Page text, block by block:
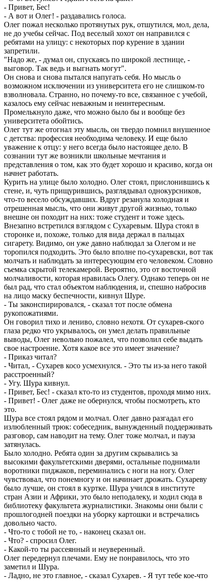
- Привет, Бес!
- А вот и Олег! - раздавались голоса.
Олег пожал несколько протянутых рук, отшутился, мол, дела,
не до учебы сейчас. Под веселый хохот он направился с
ребятами на улицу: с некоторых пор курение в здании
запретили.
"Надо же, - думал он, спускаясь по широкой лестнице, -
выговор. Так ведь и выгнать могут".
Он снова и снова пытался напугать себя. Но мысль о
возможном исключении из университета его не слишком-то
взволновала. Странно, но почему-то все, связанное с учебой,
казалось ему сейчас неважным и неинтересным.
Промелькнуло даже, что можно было бы и вообще без
университета обойтись.
Олег тут же отогнал эту мысль, он твердо помнил внушенное
с детства: профессия необходима человеку. И еще было
уважение к отцу: у него всегда было настоящее дело. В
сознании тут же возникли школьные мечтания и
представления о том, как это будет хорошо и красиво, когда он
начнет работать.
Курить на улице было холодно. Олег стоял, прислонившись к
стене, и, чуть прищурившись, разглядывал однокурсников,
что-то весело обсуждавших. Вдруг резанула холодная и
отрешенная мысль, что они живут другой жизнью, только
внешне он походит на них: тоже студент и тоже здесь.
Внезапно встретился взглядом с Сухаревым. Шура стоял в
сторонке и, похоже, только для вида держал в пальцах
сигарету. Видимо, он уже давно наблюдал за Олегом и не
торопился подходить. Это было вполне по-сухаревски, вот так
молчать и наблюдать за интересующим его человеком. Словно
съемка скрытой телекамерой. Вероятно, это от восточной
молчаливости, которая нравилась Олегу. Однако теперь он не
был рад, что стал объектом наблюдения, и, спешно набросив
на лицо маску беспечности, кивнул Шуре.
- Ты законспирировался, - сказал тот после обмена
рукопожатиями.
Он говорил тихо и лениво, словно нехотя. От сухарев-ского
глаза редко что укрывалось, он умел делать правильные
выводы, Олег невольно пожалел, что позволил себе выдать
свое настроение. Хотя какое все это имеет значение?
- Приказ читал?
- Читал, - Сухарев косо усмехнулся. - Это ты из-за него такой
расстроенный?
- Угу. Шура кивнул.
- Привет, Бес! - сказал кто-то из студентов, проходя мимо них.
- Привет! - Олег даже не обернулся, чтобы посмотреть, кто
это.
Шура все стоял рядом и молчал. Олег давно разгадал его
излюбленный трюк: собеседник, вынужденный поддерживать
разговор, сам наводит на тему. Олег тоже молчал, и пауза
затянулась.
Было холодно. Ребята один за другим скрывались за
высокими факультетскими дверями, остальные поднимали
воротники пиджаков, переминались с ноги на ногу. Олег
чувствовал, что понемногу и он начинает дрожать. Сухареву
было лучше, он стоял в куртке. Шура учился в институте
стран Азии и Африки, это было неподалеку, и ходил сюда в
библиотеку факультета журналистики. Знакомы они были с
прошлогодней поездки на уборку картошки и встречались
довольно часто.
- Что-то с тобой не то, - наконец сказал он.
- Что? - спросил Олег.
- Какой-то ты рассеянный и неуверенный.
Олег передернул плечами. Ему не понравилось, что это
заметил и Шура.
- Ладно, не это главное, - сказал Сухарев. - Я тут тебе кое-что